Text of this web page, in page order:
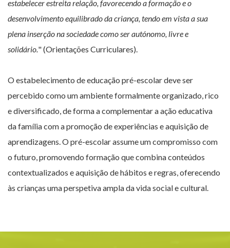
estabelecer estreita relação, favorecendo a formação e o
desenvolvimento equilibrado da criança, tendo em vista a sua
plena inserção na sociedade como ser autónomo, livre e
solidário." (Orientações Curriculares).
O estabelecimento de educação pré-escolar deve ser
percebido como um ambiente formalmente organizado, rico
e diversificado, de forma a complementar a ação educativa
da família com a promoção de experiências e aquisição de
aprendizagens. O pré-escolar assume um compromisso com
o futuro, promovendo formação que combina conteúdos
contextualizados e aquisição de hábitos e regras, oferecendo
às crianças uma perspetiva ampla da vida social e cultural.